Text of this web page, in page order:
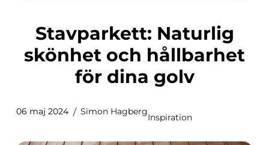
Stavparkett: Naturlig
skönhet och hållbarhet
för dina golv
06 maj 2024 Simon Hagberg
Inspiration